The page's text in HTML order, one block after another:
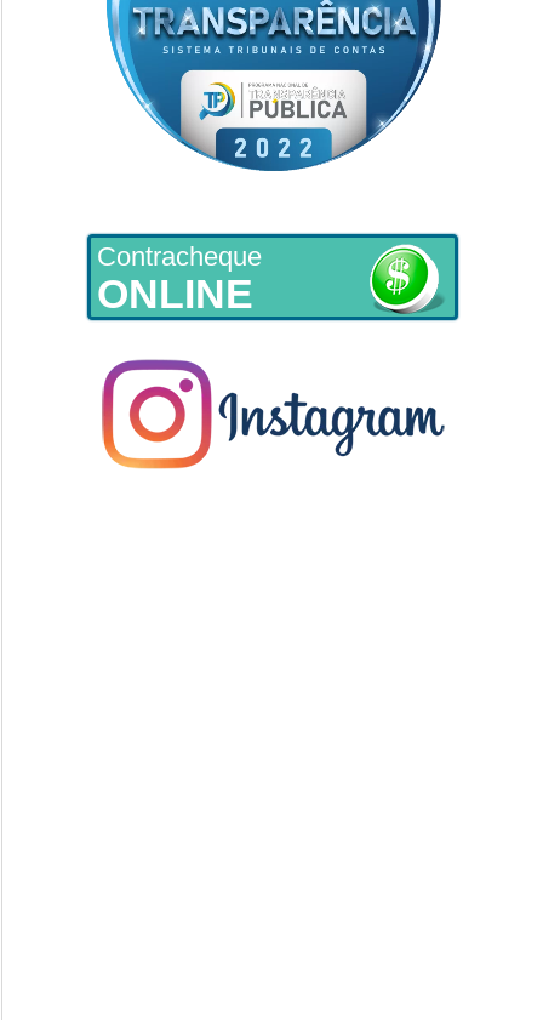
Contracheque
ONLINE